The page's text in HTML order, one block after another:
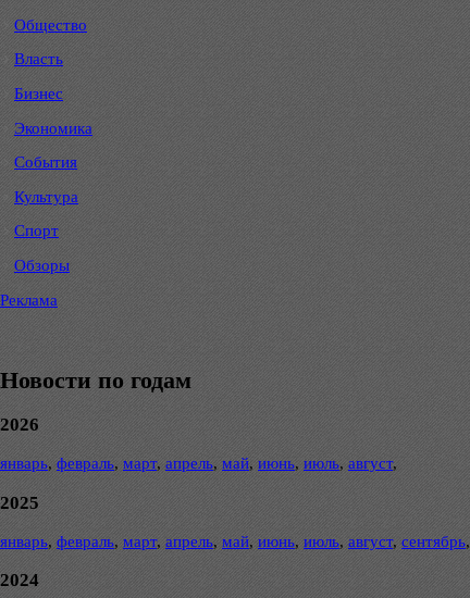
Общество
Власть
Бизнес
Экономика
События
Культура
Спорт
Обзоры
Реклама
Новости по годам
2026
январь, февраль, март, апрель, май, июнь, июль, август,
2025
январь, февраль, март, апрель, май, июнь, июль, август, сентябрь,
2024